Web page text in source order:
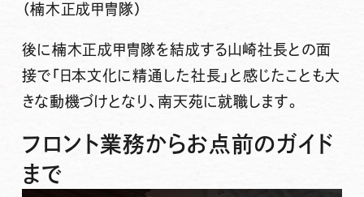
（楠木正成甲冑隊）
後に楠木正成甲冑隊を結成する山崎社長との面
接で「日本文化に精通した社長」と感じたことも大
きな動機づけとなり、南天苑に就職します。
フロント業務からお点前のガイド
まで